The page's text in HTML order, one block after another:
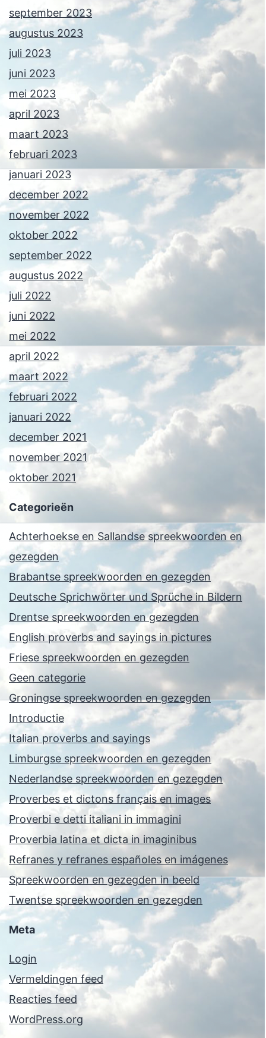
september 2023
augustus 2023
juli 2023
juni 2023
mei 2023
april 2023
maart 2023
februari 2023
januari 2023
december 2022
november 2022
oktober 2022
september 2022
augustus 2022
juli 2022
juni 2022
mei 2022
april 2022
maart 2022
februari 2022
januari 2022
december 2021
november 2021
oktober 2021
Categorieën
Achterhoekse en Sallandse spreekwoorden en
gezegden
Brabantse spreekwoorden en gezegden
Deutsche Sprichwörter und Sprüche in Bildern
Drentse spreekwoorden en gezegden
English proverbs and sayings in pictures
Friese spreekwoorden en gezegden
Geen categorie
Groningse spreekwoorden en gezegden
Introductie
Italian proverbs and sayings
Limburgse spreekwoorden en gezegden
Nederlandse spreekwoorden en gezegden
Proverbes et dictons français en images
Proverbi e detti italiani in immagini
Proverbia latina et dicta in imaginibus
Refranes y refranes españoles en imágenes
Spreekwoorden en gezegden in beeld
Twentse spreekwoorden en gezegden
Meta
Login
Vermeldingen feed
Reacties feed
WordPress.org